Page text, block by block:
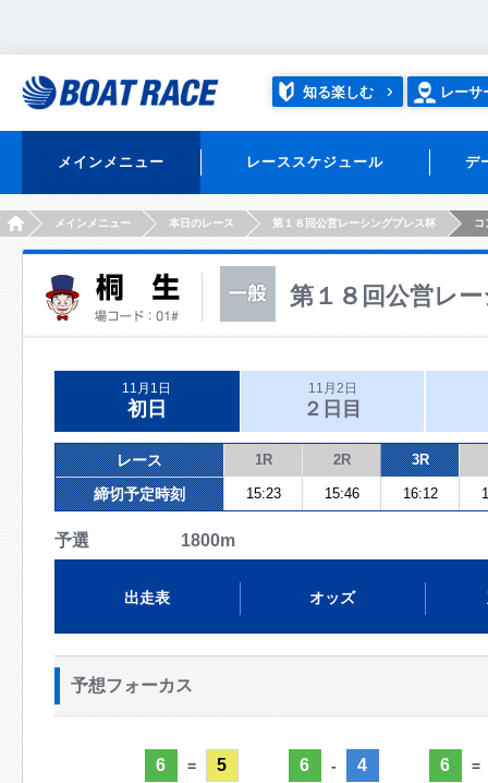
知る楽しむ レーサ
メインメニュー レーススケジュール デ
HOMEメインメニュー 本日のレース 第１８回公営レーシングプレス杯 コ
第１８回公営レ
11月1日
初日
11月2日
２日目
レース 1R 2R 3R
締切予定時刻 15:23 15:46 16:12
予選 1800m
出走表 オッズ
予想フォーカス
6 = 5 6 - 4 6 =